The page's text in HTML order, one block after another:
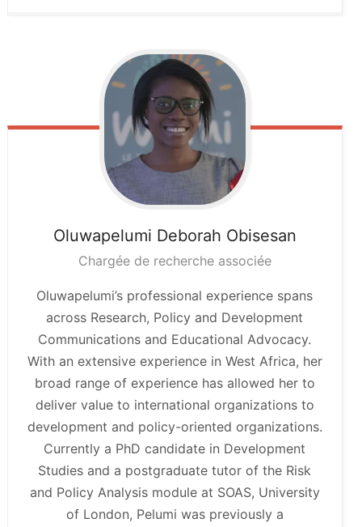
Oluwapelumi Deborah Obisesan
Chargée de recherche associée
Oluwapelumi’s professional experience spans
across Research, Policy and Development
Communications and Educational Advocacy.
With an extensive experience in West Africa, her
broad range of experience has allowed her to
deliver value to international organizations to
development and policy-oriented organizations.
Currently a PhD candidate in Development
Studies and a postgraduate tutor of the Risk
and Policy Analysis module at SOAS, University
of London, Pelumi was previously a